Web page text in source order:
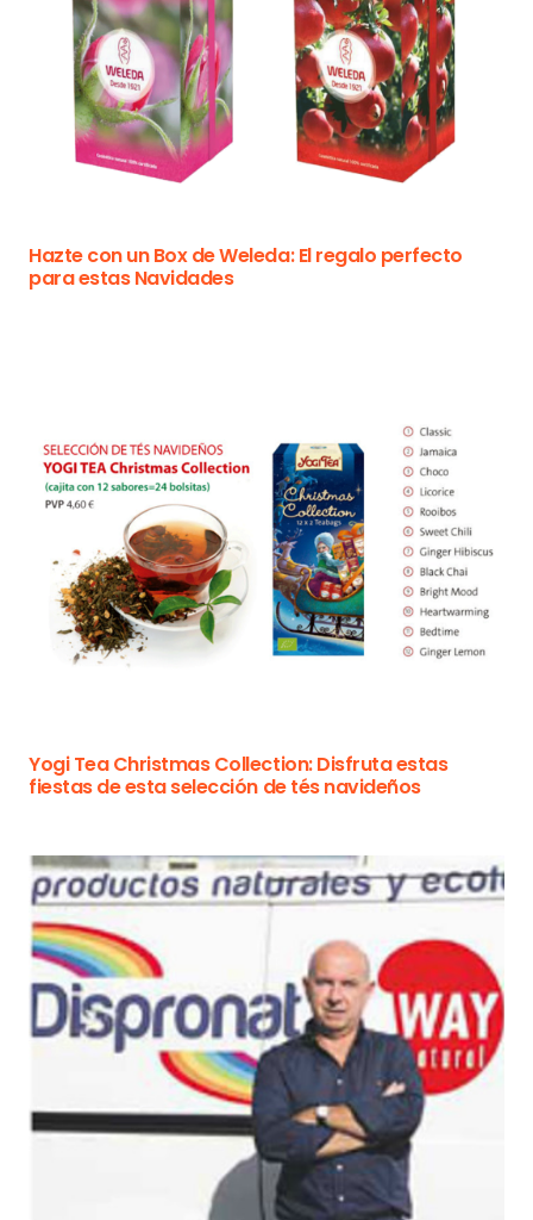
Hazte con un Box de Weleda: El regalo perfecto
para estas Navidades
Yogi Tea Christmas Collection: Disfruta estas
fiestas de esta selección de tés navideños